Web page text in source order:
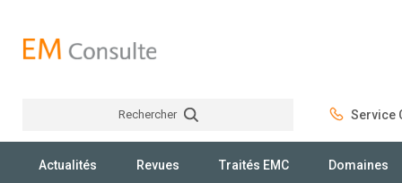
Rechercher Service
Actualités Revues Traités EMC Domaines